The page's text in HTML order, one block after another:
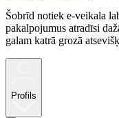
Šobrīd notiek e-veikala
pakalpojumus atradīsi
galam katrā grozā
Profils